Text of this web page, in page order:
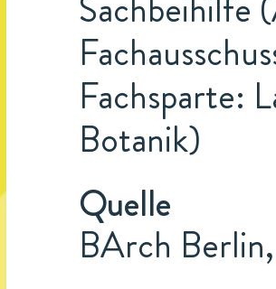
Fachsparte:
Botanik)
Quelle
BArch